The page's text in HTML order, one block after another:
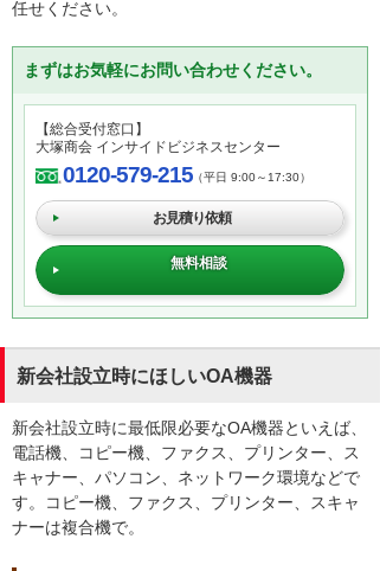
任せください。
まずはお気軽にお問い合わせください。
【総合受付窓口】
大塚商会 インサイドビジネスセンター
0120-579-215（平日 9:00～17:30）
お見積り依頼
無料相談
新会社設立時にほしいOA機器
新会社設立時に最低限必要なOA機器といえば、
電話機、コピー機、ファクス、プリンター、ス
キャナー、パソコン、ネットワーク環境などで
す。コピー機、ファクス、プリンター、スキャ
ナーは複合機で。